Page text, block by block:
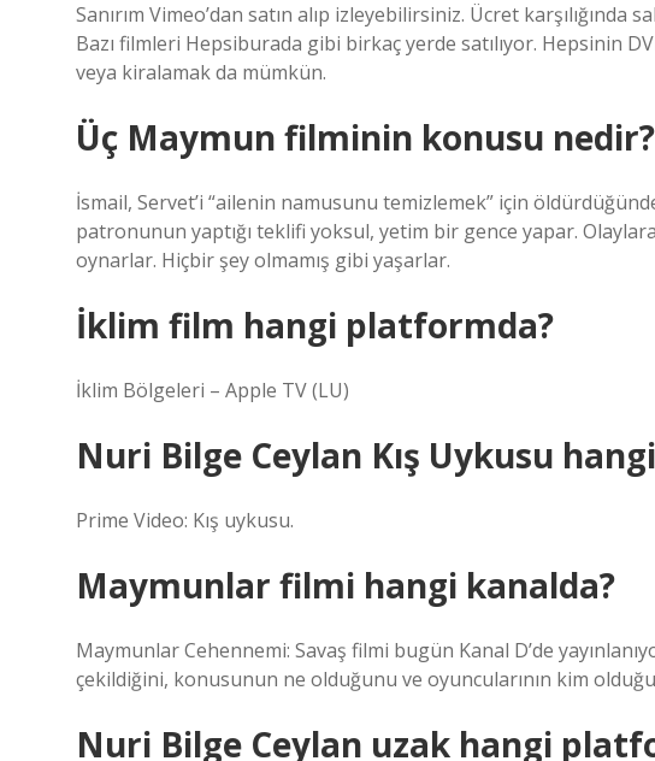
Sanırım Vimeo’dan satın alıp izleyebilirsiniz. Ücret
Bazı filmleri Hepsiburada gibi birkaç yerde satılıyor. Hepsinin
veya kiralamak da mümkün.
Üç Maymun filminin konusu nedir?
İsmail, Servet’i “ailenin namusunu temizlemek” için
patronunun yaptığı teklifi yoksul, yetim bir gence yapar.
oynarlar. Hiçbir şey olmamış gibi yaşarlar.
İklim film hangi platformda?
İklim Bölgeleri – Apple TV (LU)
Nuri Bilge Ceylan Kış Uykusu
Prime Video: Kış uykusu.
Maymunlar filmi hangi kanalda?
Maymunlar Cehennemi: Savaş filmi bugün Kanal D’de
çekildiğini, konusunun ne olduğunu ve oyuncularının kim
Nuri Bilge Ceylan uzak hangi